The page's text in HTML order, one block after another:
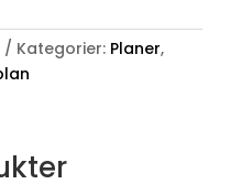
Kategorier: Planer,